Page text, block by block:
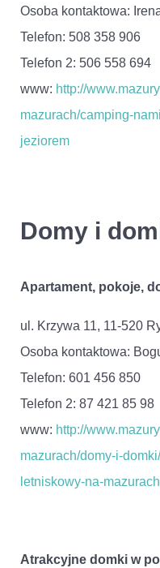
Osoba kontaktowa:
Telefon: 508 358 906
Telefon 2: 506 558 694
www: http://
mazurach/camping-
jeziorem
Domy i
Apartament, pokoje,
ul. Krzywa 11, 11-520
Osoba kontaktowa:
Telefon: 601 456 850
Telefon 2: 87 421 85 98
www: http://
mazurach/domy-i-
letniskowy-na-mazurach
Atrakcyjne domki w